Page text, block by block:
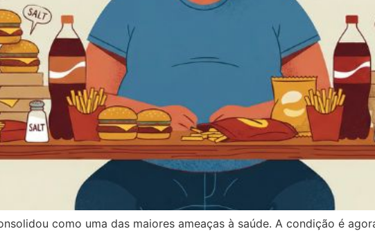
como uma das maiores ameaças à saúde. A condição é